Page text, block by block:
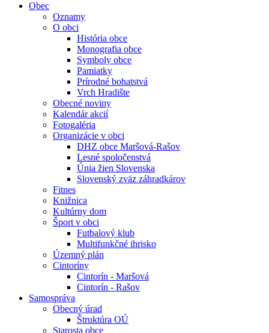
Obec
Oznamy
O obci
História obce
Monografia obce
Symboly obce
Pamiatky
Prírodné bohatstvá
Vrch Hradište
Obecné noviny
Kalendár akcií
Fotogaléria
Organizácie v obci
DHZ obce Maršová-Rašov
Lesné spoločenstvá
Únia žien Slovenska
Slovenský zväz záhradkárov
Fitnes
Knižnica
Kultúrny dom
Šport v obci
Futbalový klub
Multifunkčné ihrisko
Územný plán
Cintoríny
Cintorín - Maršová
Cintorín - Rašov
Samospráva
Obecný úrad
Štruktúra OÚ
Starosta obce